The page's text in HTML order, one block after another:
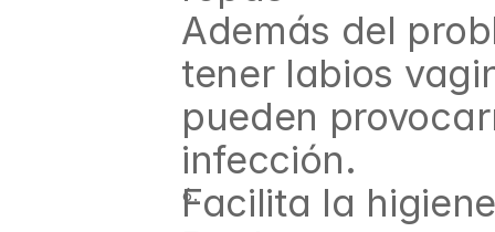
Además del
tener labios
pueden
infección.
Facilita la higiene